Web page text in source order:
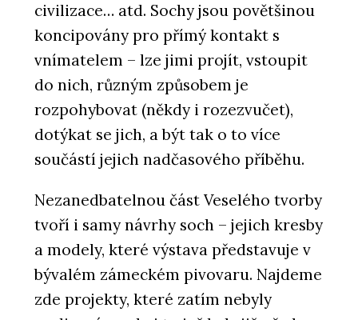
civilizace… atd. Sochy jsou povětšinou
koncipovány pro přímý kontakt s
vnímatelem – lze jimi projít, vstoupit
do nich, různým způsobem je
rozpohybovat (někdy i rozezvučet),
dotýkat se jich, a být tak o to více
součástí jejich nadčasového příběhu.
Nezanedbatelnou část Veselého tvorby
tvoří i samy návrhy soch – jejich kresby
a modely, které výstava představuje v
bývalém zámeckém pivovaru. Najdeme
zde projekty, které zatím nebyly